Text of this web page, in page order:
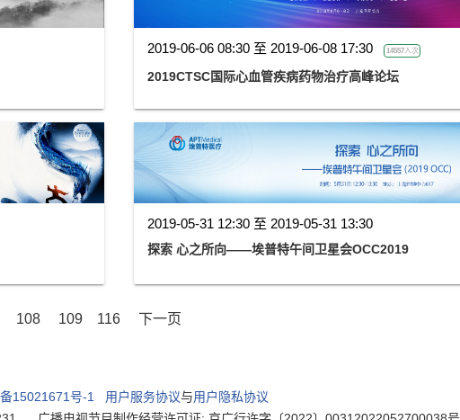
2019-06-06 08:30 至 2019-06-08 17:30 14557人次
2019CTSC国际心血管疾病药物治疗高峰论坛
2019-05-31 12:30 至 2019-05-31 13:30
探索 心之所向——埃普特午间卫星会OCC2019
108 109 116 下一页
15021671号-1 用户服务协议与用户隐私协议